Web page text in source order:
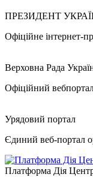
ПРЕЗИДЕНТ
Офіційне інтернет-
Верховна Рада
Офіційний
Урядовий портал
Єдиний веб-портал
Платформа Дія